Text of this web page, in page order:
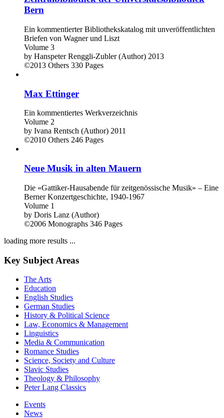
Die Richard Wagner-Sammlung der
Zentralbibliothek der Universitätsbibliothek
Bern
Ein kommentierter Bibliothekskatalog mit unveröffentlichten
Briefen von Wagner und Liszt
Volume 3
Max Ettinger
Ein kommentiertes Werkverzeichnis
Volume 2
Neue Musik in alten Mauern
Die «Gattiker-Hausabende für zeitgenössische Musik» – Eine
Berner Konzertgeschichte, 1940-1967
Volume 1
©2006 Monographs
loading more results ...
Key Subject Areas
The Arts
Education
English Studies
German Studies
History & Political Science
Law, Economics & Management
Linguistics
Media & Communication
Romance Studies
Science, Society and Culture
Slavic Studies
Peter Lang Classics